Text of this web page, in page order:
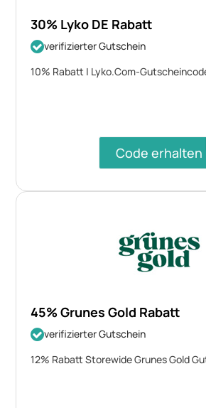
30% Lyko DE Rabatt
verifizierter Gutschein
10% Rabatt | Lyko.Com-
Code erhalten
45% Grunes Gold Rabatt
verifizierter Gutschein
12% Rabatt Storewide Grunes Gold